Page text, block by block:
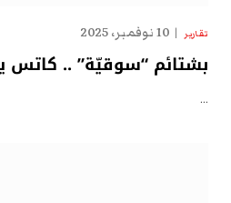
تقارير 10 نوفمبر، 2025
بشتائم “سوقيّة” .. كاتس
…